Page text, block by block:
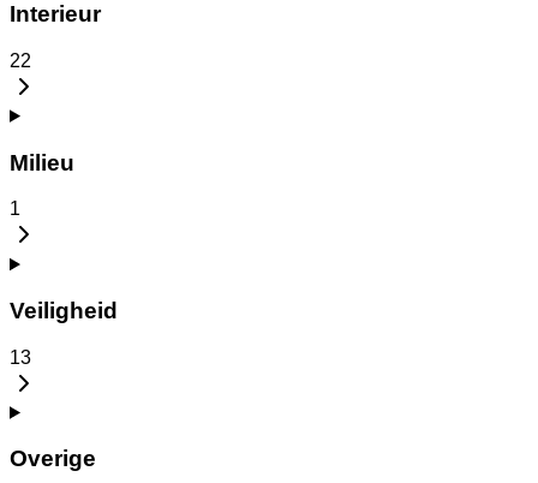
Interieur
22
Milieu
1
Veiligheid
13
Overige